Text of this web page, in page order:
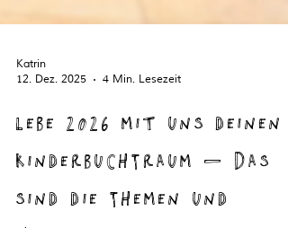
Katrin
12. Dez. 2025
4 Min. Lesezeit
Lebe 2026 mit uns deinen
KinderbuchTraum – Das